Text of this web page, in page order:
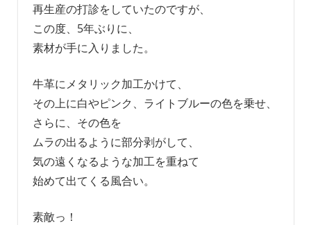
再生産の打診をしていたのですが、
この度、5年ぶりに、
素材が手に入りました。
牛革にメタリック加工かけて、
その上に白やピンク、ライトブルーの色を乗せ、
さらに、その色を
ムラの出るように部分剥がして、
気の遠くなるような加工を重ねて
始めて出てくる風合い。
素敵っ！